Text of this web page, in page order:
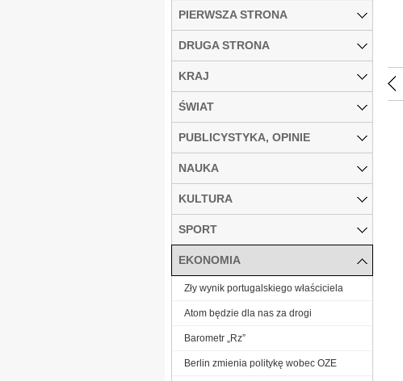
PIERWSZA STRONA
DRUGA STRONA
KRAJ
ŚWIAT
PUBLICYSTYKA, OPINIE
NAUKA
KULTURA
SPORT
EKONOMIA
Zły wynik portugalskiego właściciela
Atom będzie dla nas za drogi
Barometr „Rz”
Berlin zmienia politykę wobec OZE